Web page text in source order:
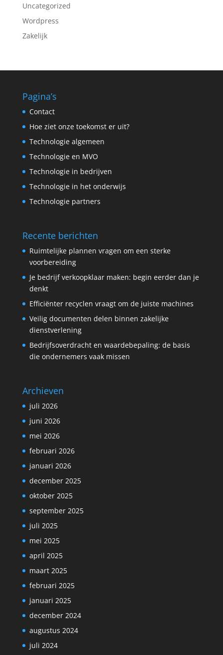
Uncategorized
Wordpress
Zakelijk
Pagina’s
Contact
Hoe ziet onze toekomst er uit?
Technologie algemeen
Technologie en MVO
Technologie in bedrijven
Technologie in het onderwijs
Technologie partners
Recente berichten
Ruimtelijke plannen vragen om een sterke
voorbereiding
Je bedrijf verkoopklaar maken: begin eerder dan je
denkt
Efficiënter recyclen vraagt om de juiste machines
Veilig documenten delen binnen zakelijke
dienstverlening
Bedrijfsoverdracht en waardebepaling: de basis
die ondernemers vaak missen
Archieven
juli 2026
juni 2026
mei 2026
februari 2026
januari 2026
december 2025
oktober 2025
september 2025
juli 2025
mei 2025
april 2025
maart 2025
februari 2025
januari 2025
december 2024
augustus 2024
juli 2024